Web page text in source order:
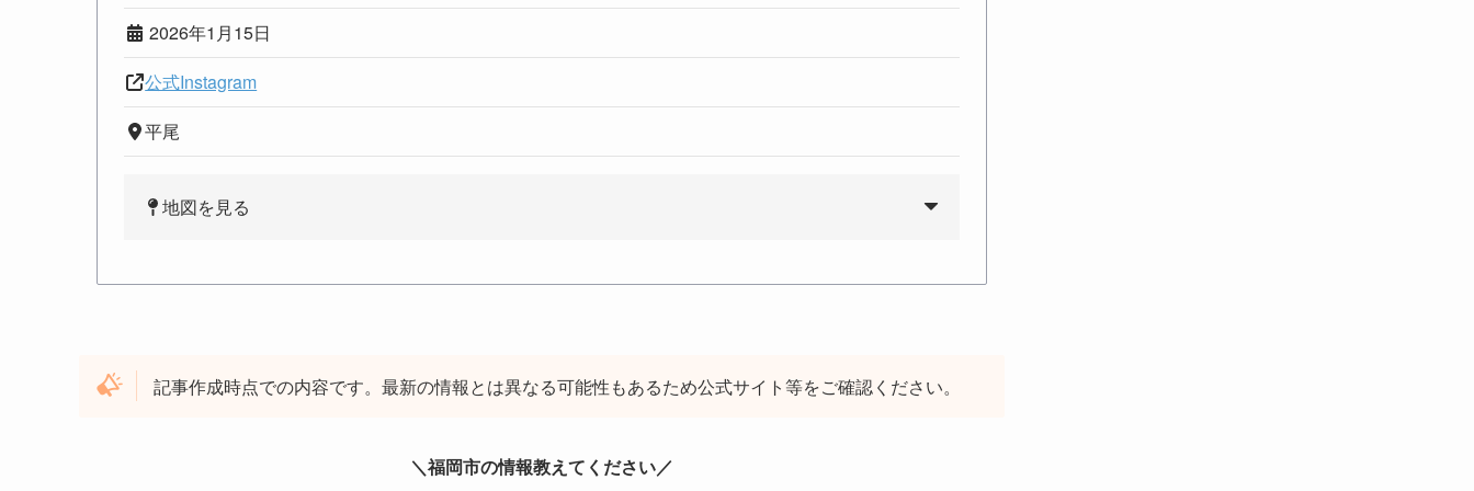
2026年1月15日
公式Instagram
平尾
地図を見る
記事作成時点での内容です。最新の情報とは異なる可能性もあるため公式サイト等をご確認ください。
＼福岡市の情報教えてください／